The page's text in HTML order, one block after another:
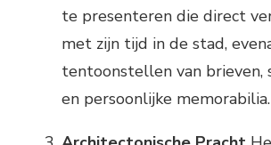
te presenteren die direct
met zijn tijd in de stad,
tentoonstellen van brieven,
en persoonlijke memorabilia.